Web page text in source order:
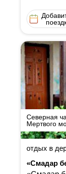
Северная
Мертвого
отдых в
«Смадар